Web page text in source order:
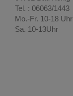
Tel. : 06063/1443
Mo.-Fr. 10-18 Uhr
Sa. 10-13Uhr